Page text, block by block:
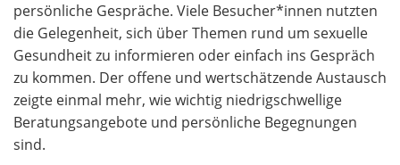
persönliche Gespräche. Viele Besucher*innen nutzten
die Gelegenheit, sich über Themen rund um sexuelle
Gesundheit zu informieren oder einfach ins Gespräch
zu kommen. Der offene und wertschätzende Austausch
zeigte einmal mehr, wie wichtig niedrigschwellige
Beratungsangebote und persönliche Begegnungen
sind.